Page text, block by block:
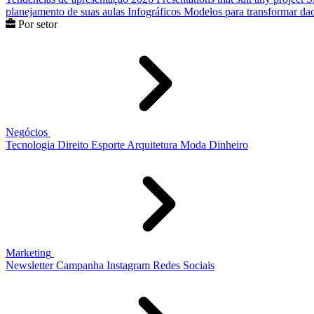
planejamento de suas aulas Infográficos Modelos para transformar
Por setor
Negócios
Tecnologia Direito Esporte Arquitetura Moda Dinheiro
Marketing
Newsletter Campanha Instagram Redes Sociais